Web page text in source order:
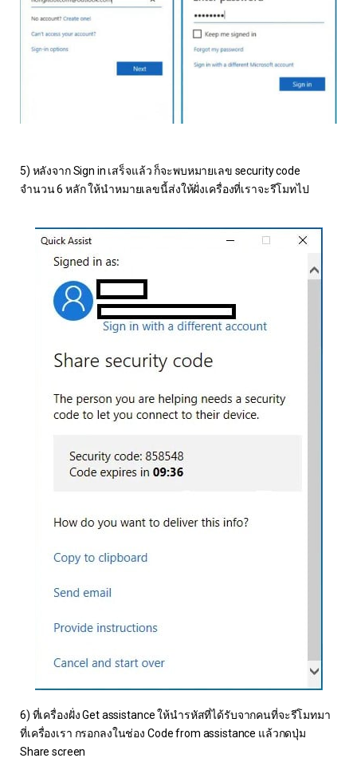
5) หลังจาก Sign in เสร็จแล้ว ก็จะพบหมายเลข security code
จำนวน 6 หลัก ให้นำหมายเลขนี้ส่งให้ฝั่งเครื่องที่เราจะรีโมทไป
6) ที่เครื่องฝั่ง Get assistance ให้นำรหัสที่ได้รับจากคนที่จะรีโมทมา
ที่เครื่องเรา กรอกลงในช่อง Code from assistance แล้วกดปุ่ม
Share screen